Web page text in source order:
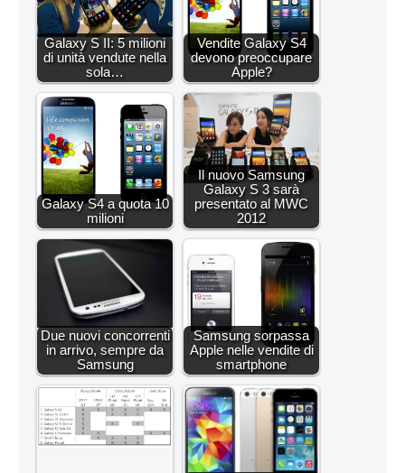
Galaxy S II: 5 milioni
di unità vendute nella
sola…
Vendite Galaxy S4
devono preoccupare
Apple?
Galaxy S4 a quota 10
milioni
Il nuovo Samsung
Galaxy S 3 sarà
presentato al MWC
2012
Due nuovi concorrenti
in arrivo, sempre da
Samsung
Samsung sorpassa
Apple nelle vendite di
smartphone